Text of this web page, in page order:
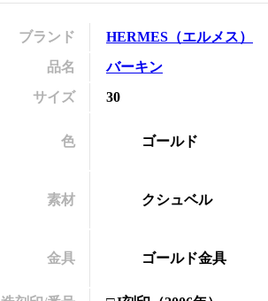
ブランド HERMES （エルメス）
品名
バーキン
サイズ
30
色 ゴールド
素材 クシュベル
金具 ゴールド金具